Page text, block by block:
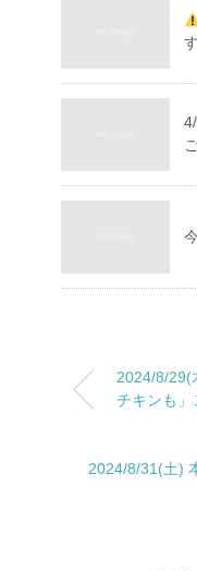
2024/8/29(
チキンも」
2024/8/31(土)